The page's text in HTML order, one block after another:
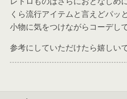
くら流行アイテムと言えどパッ
小物に気をつけながらコーデし
参考にしていただけたら嬉しい